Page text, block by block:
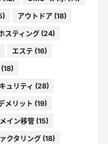
アウトドア(18)
スティング(24)
エステ (16)
ュリティ (28)
メリット (19)
イン移管(15)
クタリング(18)